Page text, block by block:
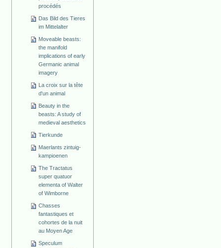
procédés
Das Bild des Tieres
im Mittelalter
Moveable beasts:
the manifold
implications of early
Germanic animal
imagery
La croix sur la tête
d'un animal
Beauty in the
beasts: A study of
medieval aesthetics
Tierkunde
Maerlants zintuig-
kampioenen
The Tractatus
super quatuor
elementa of Walter
of Wimborne
Chasses
fantastiques et
cohortes de la nuit
au Moyen Age
Speculum